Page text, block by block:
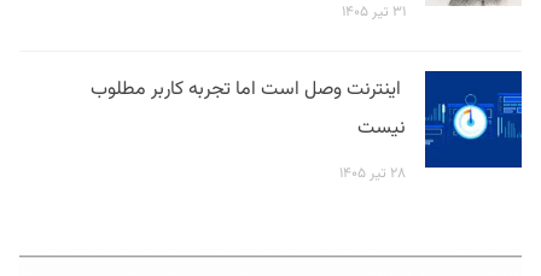
۳۱ تیر ۱۴۰۵
اینترنت وصل است اما تجربه کاربر مطلوب
نیست
۲۸ تیر ۱۴۰۵